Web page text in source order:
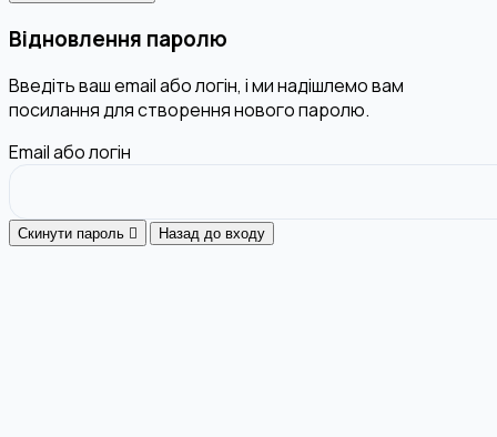
Відновлення паролю
Введіть ваш email або логін, і ми надішлемо вам
посилання для створення нового паролю.
Email або логін
Скинути пароль Назад до входу